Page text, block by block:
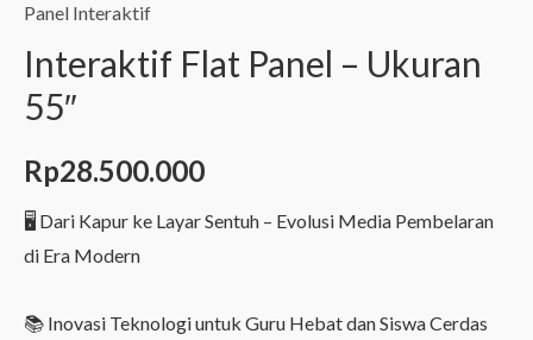
Panel Interaktif
Interaktif Flat Panel – Ukuran
55″
Rp28.500.000
🖥️ Dari Kapur ke Layar Sentuh – Evolusi Media Pembelaran
di Era Modern
📚 Inovasi Teknologi untuk Guru Hebat dan Siswa Cerdas